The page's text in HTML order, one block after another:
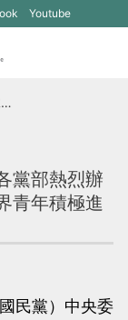
(另
開
啟
的
Youtube
黨部熱烈辦
青年積極進
民黨）中央委